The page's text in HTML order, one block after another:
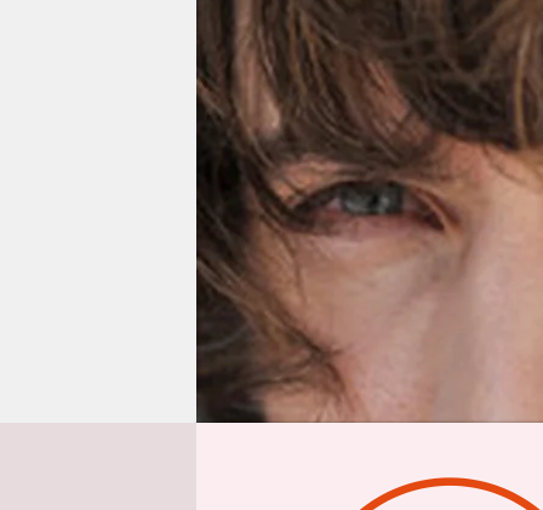
veranstaltungen
shop
fragen & hilfe
unterstützen
abo
genossenschaft
epaper login